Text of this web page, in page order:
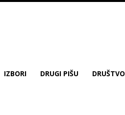
IZBORI DRUGI PIŠU DRUŠTVO